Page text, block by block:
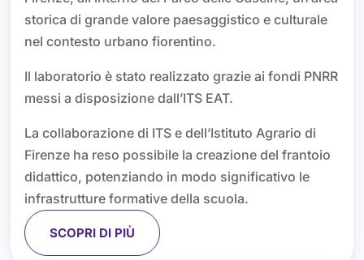
storica di grande valore paesaggistico e culturale
nel contesto urbano fiorentino.
Il laboratorio è stato realizzato grazie ai fondi PNRR
messi a disposizione dall’ITS EAT.
La collaborazione di ITS e dell’Istituto Agrario di
Firenze ha reso possibile la creazione del frantoio
didattico, potenziando in modo significativo le
infrastrutture formative della scuola.
SCOPRI DI PIÙ